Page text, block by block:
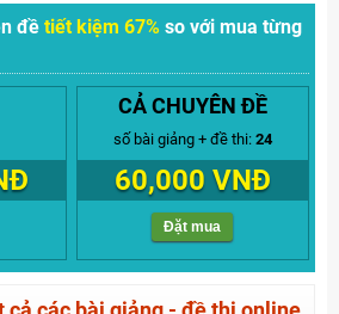
đề tiết kiệm 67% so với mua từng
CẢ CHUYÊN ĐỀ
số bài giảng + đề thi: 24
60,000 VNĐ
Đặt mua